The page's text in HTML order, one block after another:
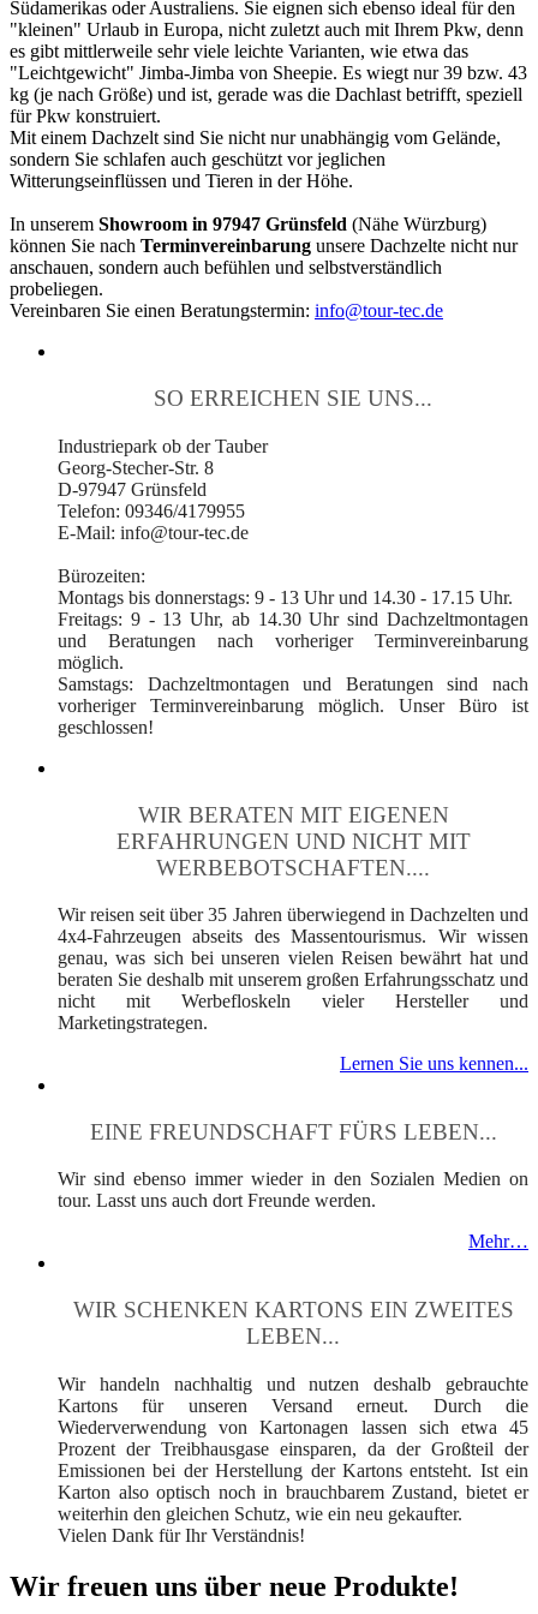
Südamerikas oder Australiens. Sie eignen sich ebenso ideal für den
"kleinen" Urlaub in Europa, nicht zuletzt auch mit Ihrem Pkw, denn
es gibt mittlerweile sehr viele leichte Varianten, wie etwa das
"Leichtgewicht" Jimba-Jimba von Sheepie. Es wiegt nur 39 bzw. 43
kg (je nach Größe) und ist, gerade was die Dachlast betrifft, speziell
für Pkw konstruiert.
Mit einem Dachzelt sind Sie nicht nur unabhängig vom Gelände,
sondern Sie schlafen auch geschützt vor jeglichen
Witterungseinflüssen und Tieren in der Höhe.
In unserem Showroom in 97947 Grünsfeld (Nähe Würzburg)
können Sie nach Terminvereinbarung unsere Dachzelte nicht nur
anschauen, sondern auch befühlen und selbstverständlich
probeliegen.
Vereinbaren Sie einen Beratungstermin: info@tour-tec.de
SO ERREICHEN SIE UNS...
Industriepark ob der Tauber
Georg-Stecher-Str. 8
D-97947 Grünsfeld
Telefon: 09346/4179955
E-Mail: info@tour-tec.de
Bürozeiten:
Montags bis donnerstags: 9 - 13 Uhr und 14.30 - 17.15 Uhr.
Freitags: 9 - 13 Uhr, ab 14.30 Uhr sind Dachzeltmontagen
und Beratungen nach vorheriger Terminvereinbarung
möglich.
Samstags: Dachzeltmontagen und Beratungen sind nach
vorheriger Terminvereinbarung möglich. Unser Büro ist
geschlossen!
WIR BERATEN MIT EIGENEN
ERFAHRUNGEN UND NICHT MIT
WERBEBOTSCHAFTEN....
Wir reisen seit über 35 Jahren überwiegend in Dachzelten und
4x4-Fahrzeugen abseits des Massentourismus. Wir wissen
genau, was sich bei unseren vielen Reisen bewährt hat und
beraten Sie deshalb mit unserem großen Erfahrungsschatz und
nicht mit Werbefloskeln vieler Hersteller und
Marketingstrategen.
Lernen Sie uns kennen...
EINE FREUNDSCHAFT FÜRS LEBEN...
Wir sind ebenso immer wieder in den Sozialen Medien on
tour. Lasst uns auch dort Freunde werden.
Mehr…
WIR SCHENKEN KARTONS EIN ZWEITES
LEBEN...
Wir handeln nachhaltig und nutzen deshalb gebrauchte
Kartons für unseren Versand erneut. Durch die
Wiederverwendung von Kartonagen lassen sich etwa 45
Prozent der Treibhausgase einsparen, da der Großteil der
Emissionen bei der Herstellung der Kartons entsteht. Ist ein
Karton also optisch noch in brauchbarem Zustand, bietet er
weiterhin den gleichen Schutz, wie ein neu gekaufter.
Vielen Dank für Ihr Verständnis!
Wir freuen uns über neue Produkte!